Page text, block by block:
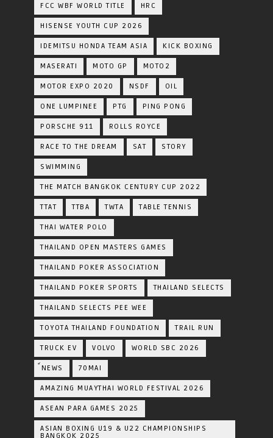
FCC WBF WORLD TITLE HRC
HISENSE YOUTH CUP 2026
IDEMITSU HONDA TEAM ASIA KICK BOXING
MASERATI MOTO GP MOTO2
MOTOR EXPO 2020 NSDF OIL
ONE LUMPINEE PTG PING PONG
PORSCHE 911 ROLLS ROYCE
RACE TO THE DREAM SAT STORY
SWIMMING
THE MATCH BANGKOK CENTURY CUP 2022
TTAT TTBA TWTA TABLE TENNIS
THAI WATER POLO
THAILAND OPEN MASTERS GAMES
THAILAND POKER ASSOCIATION
THAILAND POKER SPORTS THAILAND SELECTS
THAILAND SELECTS PEE WEE
TOYOTA​ THAILAND​ FOUNDATION TRAIL RUN
TRUCK EV VOLVO WORLD SBC 2026
์NEWS 70MAI
AMAZING MUAYTHAI WORLD FESTIVAL 2026
ASEAN PARA GAMES 2025
ASIAN BOXING U19 & U22 CHAMPIONSHIPS
BANGKOK 2025